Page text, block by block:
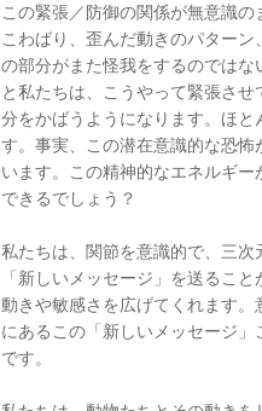
この緊張／防御の関係が無意識
こわばり、歪んだ動きのパター
の部分がまた怪我をするのでは
と私たちは、こうやって緊張さ
分をかばうようになります。ほ
す。事実、この潜在意識的な恐
います。この精神的なエネルギ
できるでしょう？
私たちは、関節を意識的で、三
「新しいメッセージ」を送るこ
動きや敏感さを広げてくれます
にあるこの「新しいメッセージ」
です。